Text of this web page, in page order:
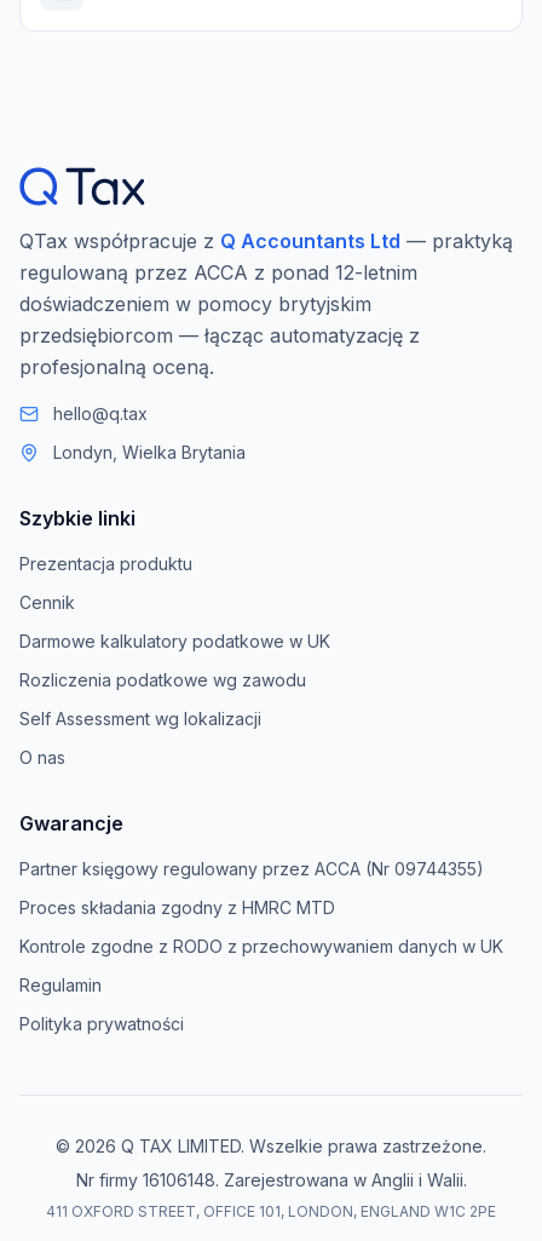
QTax współpracuje z Q Accountants Ltd — praktyką
regulowaną przez ACCA z ponad 12-letnim
doświadczeniem w pomocy brytyjskim
przedsiębiorcom — łącząc automatyzację z
profesjonalną oceną.
hello@q.tax
Londyn, Wielka Brytania
Szybkie linki
Prezentacja produktu
Cennik
Darmowe kalkulatory podatkowe w UK
Rozliczenia podatkowe wg zawodu
Self Assessment wg lokalizacji
O nas
Gwarancje
Partner księgowy regulowany przez ACCA (Nr 09744355)
Proces składania zgodny z HMRC MTD
Kontrole zgodne z RODO z przechowywaniem danych w UK
Regulamin
Polityka prywatności
© 2026 Q TAX LIMITED. Wszelkie prawa zastrzeżone.
Nr firmy 16106148. Zarejestrowana w Anglii i Walii.
411 OXFORD STREET, OFFICE 101, LONDON, ENGLAND W1C 2PE